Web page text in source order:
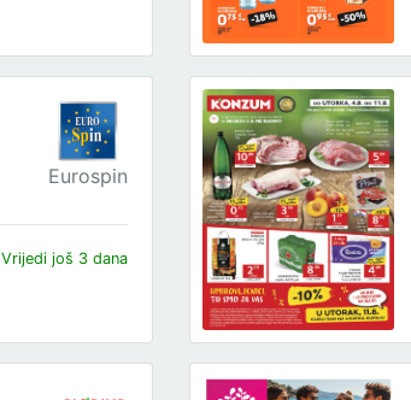
Eurospin
Vrijedi još 3 dana